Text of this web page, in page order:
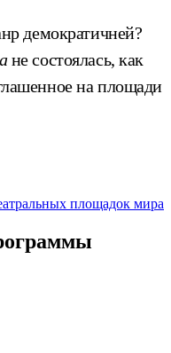
демократичней?
не состоялась, как
на площади
площадок мира